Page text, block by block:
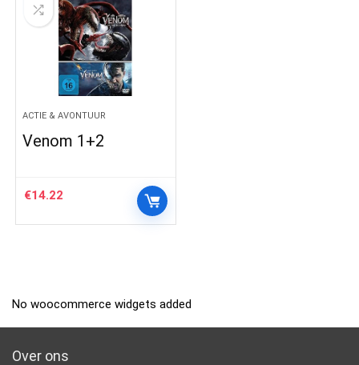
ACTIE & AVONTUUR
Venom 1+2
€14.22
No woocommerce widgets added
Over ons